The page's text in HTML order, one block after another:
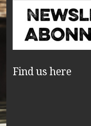
Find us here